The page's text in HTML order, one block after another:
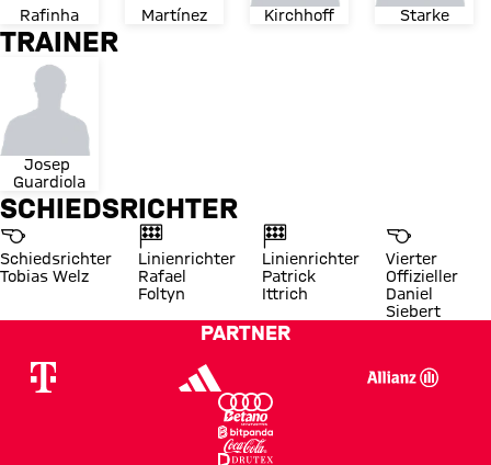
Rafinha Martínez Kirchhoff Starke
TRAINER
Josep
Guardiola
SCHIEDSRICHTER
Schiedsrichter
Tobias Welz
Linienrichter
Rafael
Foltyn
Linienrichter
Patrick
Ittrich
Vierter
Offizieller
Daniel
Siebert
PARTNER